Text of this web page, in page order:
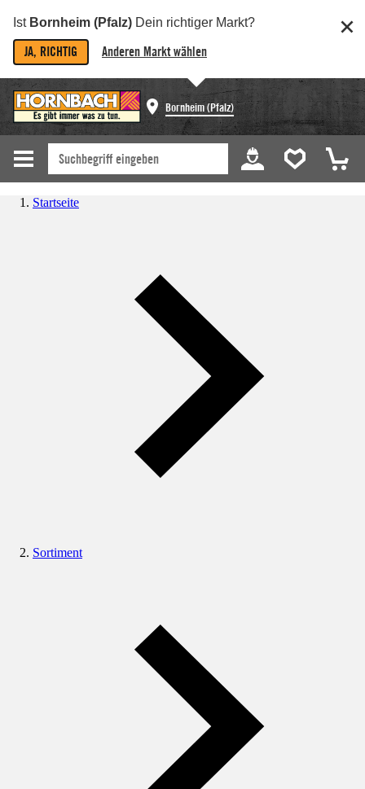
Ist Bornheim (Pfalz) Dein richtiger Markt?
JA, RICHTIG Anderen Markt wählen
Bornheim (Pfalz)
Startseite
Sortiment